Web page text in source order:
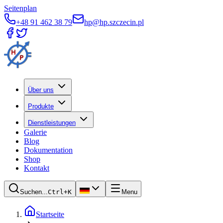
Seitenplan
+48 91 462 38 79
hp@hp.szczecin.pl
Über uns
Produkte
Dienstleistungen
Galerie
Blog
Dokumentation
Shop
Kontakt
Suchen...Ctrl+K Menu
Startseite